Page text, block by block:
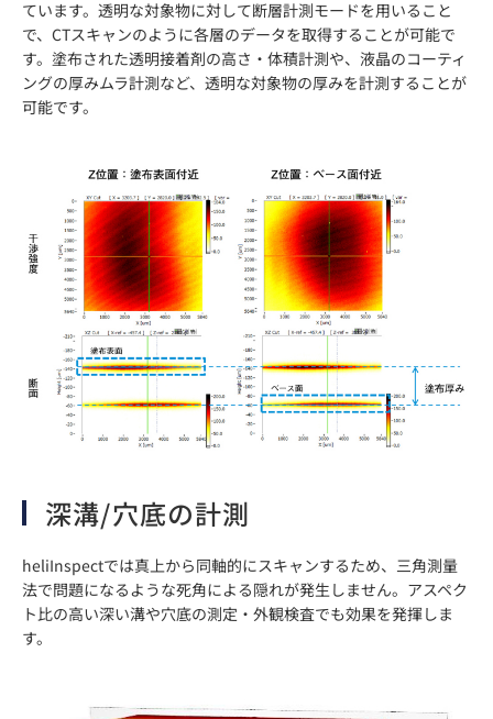
ています。透明な対象物に対して断層計測モードを用いること
で、CTスキャンのように各層のデータを取得することが可能で
す。塗布された透明接着剤の高さ・体積計測や、液晶のコーティ
ングの厚みムラ計測など、透明な対象物の厚みを計測することが
可能です。
深溝/穴底の計測
heliInspectでは真上から同軸的にスキャンするため、三角測量
法で問題になるような死角による隠れが発生しません。アスペク
ト比の高い深い溝や穴底の測定・外観検査でも効果を発揮しま
す。